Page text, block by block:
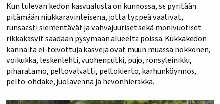
Kun tulevan kedon kasvualusta on kunnossa, se pyritään
pitämään niukkaravinteisena, jotta typpeä vaativat,
runsaasti siementävät ja vahvajuuriset sekä monivuotiset
rikkakasvit saadaan pysymään alueelta poissa. Kukkakedon
kannalta ei-toivottuja kasveja ovat muun muassa nokkonen,
voikukka, leskenlehti, vuohenputki, pujo, rönsyleinikki,
piharatamo, peltovalvatti, peltokierto, karhunköynnös,
pelto-ohdake, juolavehnä ja hevonhierakka.